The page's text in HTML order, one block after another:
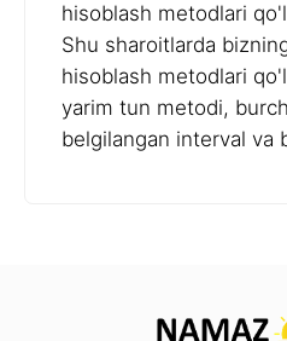
hisoblash metodlari
Shu sharoitlarda
hisoblash metodlari
yarim tun metodi,
belgilangan interval va